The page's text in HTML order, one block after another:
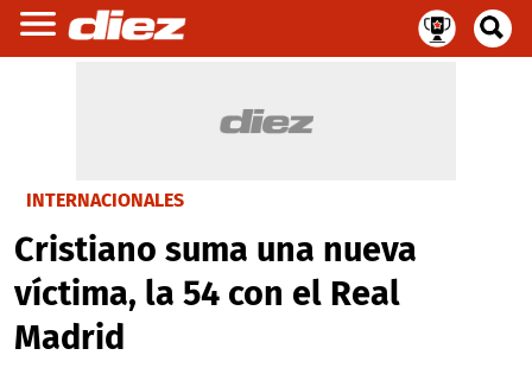
INTERNACIONALES
Cristiano suma una nueva
víctima, la 54 con el Real
Madrid